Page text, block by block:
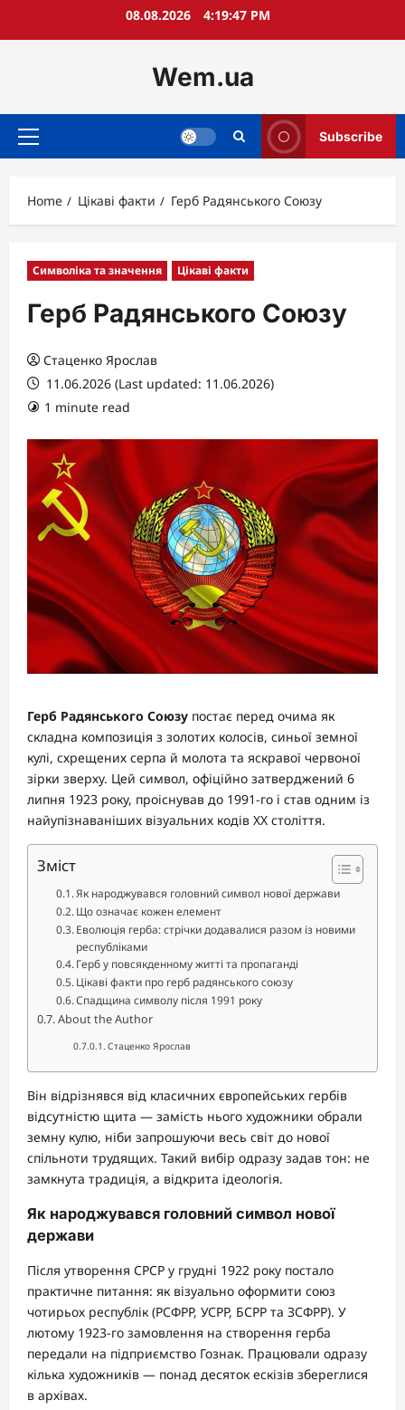
08.08.2026 4:19:48 PM
Wem.ua
Primary
Subscribe
Home Цікаві факти Герб Радянського Союзу
Символіка та значення Цікаві факти
Герб Радянського Союзу
Стаценко Ярослав
11.06.2026 (Last updated: 11.06.2026)
1 minute read
Герб Радянського Союзу постає перед очима як
складна композиція з золотих колосів, синьої земної
кулі, схрещених серпа й молота та яскравої червоної
зірки зверху. Цей символ, офіційно затверджений 6
липня 1923 року, проіснував до 1991-го і став одним із
найупізнаваніших візуальних кодів XX століття.
Зміст
Як народжувався головний символ нової держави
Що означає кожен елемент
Еволюція герба: стрічки додавалися разом із новими
республіками
Герб у повсякденному житті та пропаганді
Цікаві факти про герб радянського союзу
Спадщина символу після 1991 року
About the Author
Стаценко Ярослав
Він відрізнявся від класичних європейських гербів
відсутністю щита — замість нього художники обрали
земну кулю, ніби запрошуючи весь світ до нової
спільноти трудящих. Такий вибір одразу задав тон: не
замкнута традиція, а відкрита ідеологія.
Як народжувався головний символ нової
держави
Після утворення СРСР у грудні 1922 року постало
практичне питання: як візуально оформити союз
чотирьох республік (РСФРР, УСРР, БСРР та ЗСФРР). У
лютому 1923-го замовлення на створення герба
передали на підприємство Гознак. Працювали одразу
кілька художників — понад десяток ескізів збереглися
в архівах.